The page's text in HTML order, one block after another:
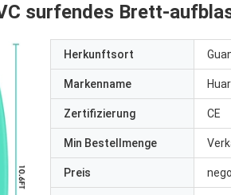
surfendes Brett-
Herkunftsort
Markenname
Zertifizierung CE
Min Bestellmenge
Preis